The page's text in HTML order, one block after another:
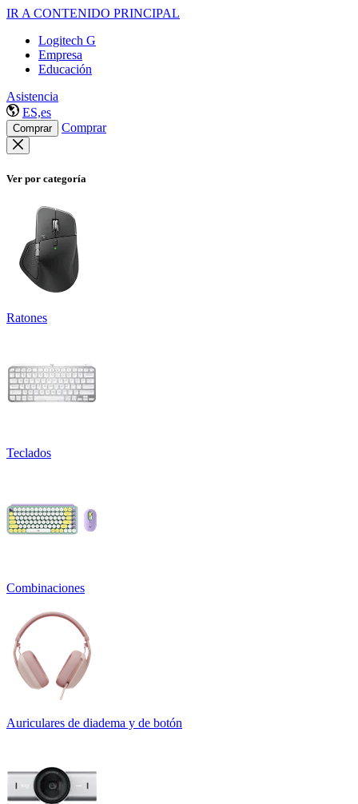
IR A CONTENIDO PRINCIPAL
Logitech G
Empresa
Educación
Asistencia
ES,es
Comprar Comprar
Ver por categoría
Ratones
Teclados
Combinaciones
Auriculares de diadema y de botón